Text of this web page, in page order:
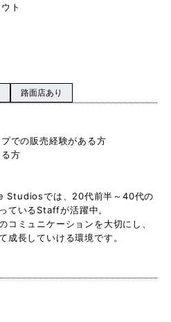
ト
路面店あり
での販売経験がある方
方
Studiosでは、20代前半～40代の
ているStaffが活躍中。
コミュニケーションを大切にし、
成長していける環境です。